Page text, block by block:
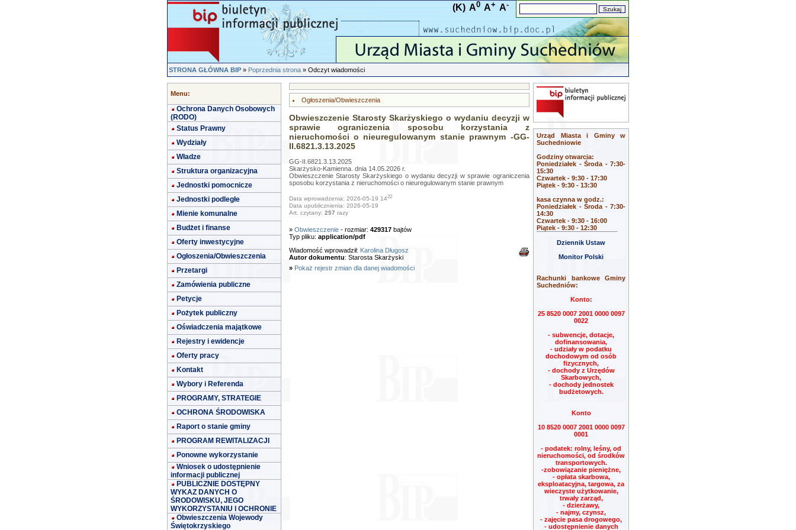
(K) A0 A+ A-
STRONA GŁÓWNA BIP»Poprzednia strona» Odczyt wiadomości
Menu:
Ochrona Danych Osobowych
(RODO)
Status Prawny
Wydziały
Władze
Struktura organizacyjna
Jednostki pomocnicze
Jednostki podległe
Mienie komunalne
Budżet i finanse
Oferty inwestycyjne
Ogłoszenia/Obwieszczenia
Przetargi
Zamówienia publiczne
Petycje
Pożytek publiczny
Oświadczenia majątkowe
Rejestry i ewidencje
Oferty pracy
Kontakt
Wybory i Referenda
PROGRAMY, STRATEGIE
OCHRONA ŚRODOWISKA
Raport o stanie gminy
PROGRAM REWITALIZACJI
Ponowne wykorzystanie
Wniosek o udostępnienie
informacji publicznej
PUBLICZNIE DOSTĘPNY
WYKAZ DANYCH O
ŚRODOWISKU, JEGO
WYKORZYSTANIU I OCHRONIE
Obwieszczenia Wojewody
Świętokrzyskiego
Ogłoszenia/Obwieszczenia
Obwieszczenie Starosty Skarżyskiego o wydaniu decyzji w
sprawie ograniczenia sposobu korzystania z
nieruchomości o nieuregulowanym stanie prawnym -GG-
II.6821.3.13.2025
GG-II.6821.3.13.2025
Skarżysko-Kamienna. dnia 14.05.2026 r.
Obwieszczenie Starosty Skarżyskiego o wydaniu decyzji w sprawie ograniczenia
sposobu korzystania z nieruchomości o nieuregulowanym stanie prawnym
Data wprowadzenia: 2026-05-19 1422
Data upublicznienia: 2026-05-19
Art. czytany: 257 razy
» Obwieszczenie - rozmiar: 429317bajtów
Typ pliku: application/pdf
Wiadomość wprowadził: Karolina Długosz
Autor dokumentu: Starosta Skarżyski
» Pokaż rejestr zmian dla danej wiadomości
Urząd Miasta i Gminy w
Suchedniowie
Godziny otwarcia:
Poniedziałek - Środa - 7:30-
15:30
Czwartek - 9:30 - 17:30
Piątek - 9:30 - 13:30
kasa czynna w godz.:
Poniedziałek - Środa - 7:30-
14:30
Czwartek - 9:30 - 16:00
Piątek - 9:30 - 12:30
Dziennik Ustaw
Monitor Polski
Rachunki bankowe Gminy
Suchedniów:
Konto:
25 8520 0007 2001 0000 0097
0022
- subwencje, dotacje,
dofinansowania,
- udziały w podatku
dochodowym od osób
fizycznych,
- dochody z Urzędów
Skarbowych,
- dochody jednostek
budżetowych.
Konto
10 8520 0007 2001 0000 0097
0001
- podatek: rolny, leśny, od
nieruchomości, od środków
transportowych.
-zobowiązanie pieniężne,
- opłata skarbowa,
eksploatacyjna, targowa, za
wieczyste użytkowanie,
trwały zarząd,
- dzierżawy,
- najmy, czynsz,
- zajęcie pasa drogowego,
- udostępnienie danych